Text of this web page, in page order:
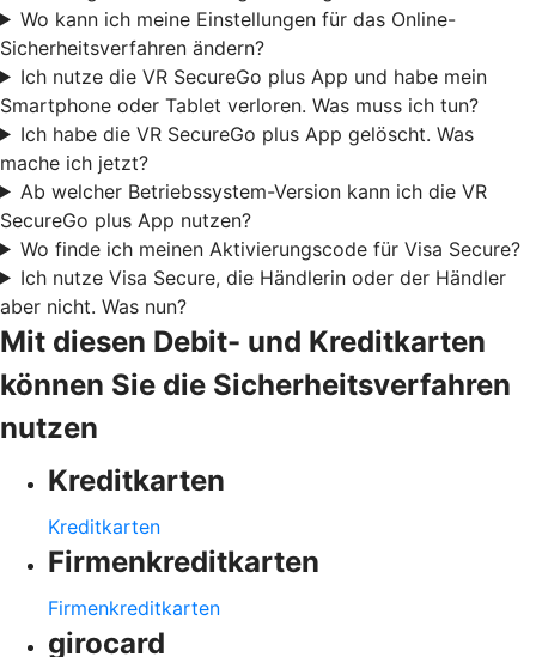
Wo kann ich meine Einstellungen für das Online-
Sicherheitsverfahren ändern?
Ich nutze die VR SecureGo plus App und habe mein
Smartphone oder Tablet verloren. Was muss ich tun?
Ich habe die VR SecureGo plus App gelöscht. Was
mache ich jetzt?
Ab welcher Betriebssystem-Version kann ich die VR
SecureGo plus App nutzen?
Wo finde ich meinen Aktivierungscode für Visa Secure?
Ich nutze Visa Secure, die Händlerin oder der Händler
aber nicht. Was nun?
Mit diesen Debit- und Kreditkarten
können Sie die Sicherheitsverfahren
nutzen
Kreditkarten
Kreditkarten
Firmenkreditkarten
Firmenkreditkarten
girocard